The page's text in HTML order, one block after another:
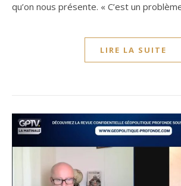
qu’on nous présente. « C’est un
LIRE LA SUITE